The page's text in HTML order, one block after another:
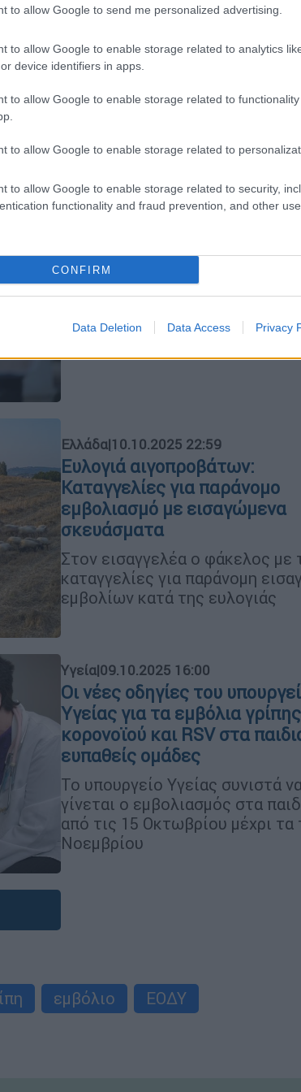
to allow Google to send me personalized advertising.
to allow Google to enable storage related to analytics
device identifiers in apps.
to allow Google to enable storage related to
to allow Google to enable storage related to
to allow Google to enable storage related to security,
functionality and fraud prevention, and other
CONFIRM
Data Deletion Data Access Privacy
στις γιορτές; Πρακτικός
Πότε πρέπει να γίνει τεστ, πότε
πότε πρέπει να αποφεύγεται
Σε εγρήγορση για την
άνοδο της γρίπης: Το νέο
Κ και η σημασία του
Σε επαγρύπνηση τα συστήματα
Ελλάδα|10.10.2025 22:59
Ευλογιά αιγοπροβάτων:
Καταγγελίες για παράνομο
εμβολιασμό με εισαγώμενα
σκευάσματα
Στον εισαγγελέα ο φάκελος με
καταγγελίες για παράνομη
εμβολίων κατά της ευλογιάς
Υγεία|09.10.2025 16:00
Οι νέες οδηγίες του
Υγείας για τα εμβόλια
κορονοϊού και RSV στα
ευπαθείς ομάδες
Το υπουργείο Υγείας συνιστά
γίνεται ο εμβολιασμός στα
από τις 15 Οκτωβρίου μέχρι τα
Νοεμβρίου
εμβόλιο
ΕΟΔΥ